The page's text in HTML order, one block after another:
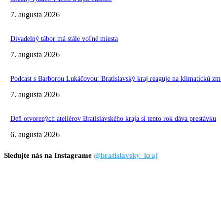
7. augusta 2026
Divadelný tábor má stále voľné miesta
7. augusta 2026
Podcast s Barborou Lukáčovou: Bratislavský kraj reaguje na klimatickú
7. augusta 2026
Deň otvorených ateliérov Bratislavského kraja si tento rok dáva prestávku
6. augusta 2026
Sledujte nás na Instagrame @bratislavsky_kraj